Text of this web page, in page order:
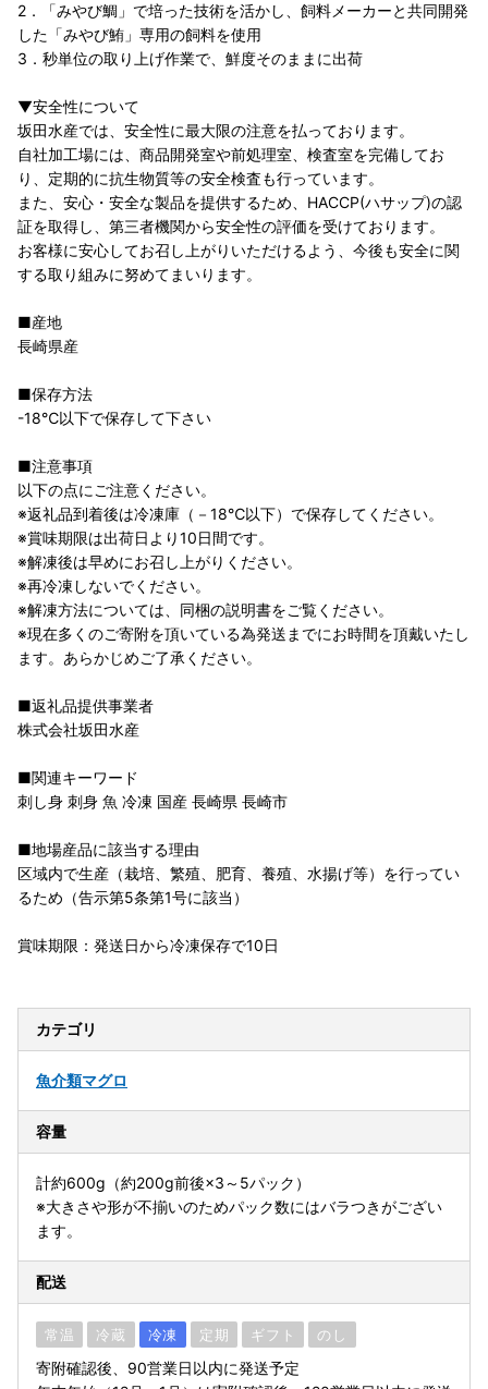
2．「みやび鯛」で培った技術を活かし、飼料メーカーと共同開発
した「みやび鮪」専用の飼料を使用
3．秒単位の取り上げ作業で、鮮度そのままに出荷
▼安全性について
坂田水産では、安全性に最大限の注意を払っております。
自社加工場には、商品開発室や前処理室、検査室を完備してお
り、定期的に抗生物質等の安全検査も行っています。
また、安心・安全な製品を提供するため、HACCP(ハサップ)の認
証を取得し、第三者機関から安全性の評価を受けております。
お客様に安心してお召し上がりいただけるよう、今後も安全に関
する取り組みに努めてまいります。
■産地
長崎県産
■保存方法
-18℃以下で保存して下さい
■注意事項
以下の点にご注意ください。
※返礼品到着後は冷凍庫（－18℃以下）で保存してください。
※賞味期限は出荷日より10日間です。
※解凍後は早めにお召し上がりください。
※再冷凍しないでください。
※解凍方法については、同梱の説明書をご覧ください。
※現在多くのご寄附を頂いている為発送までにお時間を頂戴いたし
ます。あらかじめご了承ください。
■返礼品提供事業者
株式会社坂田水産
■関連キーワード
刺し身 刺身 魚 冷凍 国産 長崎県 長崎市
■地場産品に該当する理由
区域内で生産（栽培、繁殖、肥育、養殖、水揚げ等）を行ってい
るため（告示第5条第1号に該当）
賞味期限：発送日から冷凍保存で10日
カテゴリ
魚介類マグロ
容量
計約600g（約200g前後×3～5パック）
※大きさや形が不揃いのためパック数にはバラつきがござい
ます。
配送
常温 冷蔵 冷凍 定期 ギフト のし
寄附確認後、90営業日以内に発送予定